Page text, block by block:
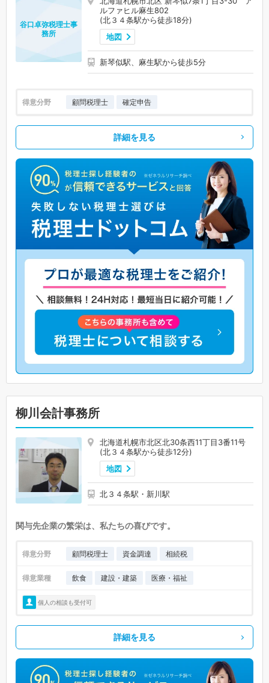
ルファヒル麻生802
(北３４条駅から徒歩18分)
地図
新琴似駅、麻生駅から徒歩5分
谷口卓弥税理士事
務所
得意分野 顧問税理士 確定申告
詳細を見る
柳川会計事務所
北海道札幌市北区北30条西11丁目3番11号
(北３４条駅から徒歩12分)
地図
北３４条駅・新川駅
関与先企業の繁栄は、私たちの喜びです。
得意分野 顧問税理士 資金調達 相続税
得意業種 飲食 建設・建築 医療・福祉
個人の相談も受付可
詳細を見る